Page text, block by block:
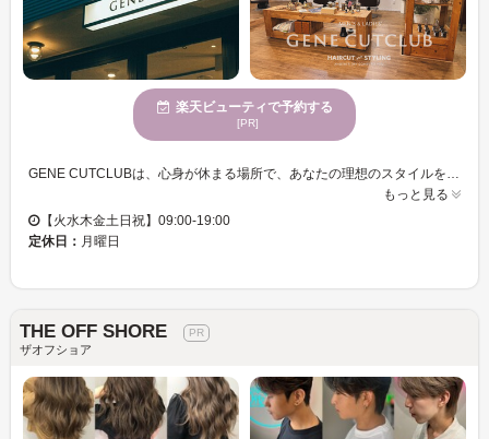
楽天ビューティで予約する
[PR]
GENE CUTCLUBは、心身が休まる場所で、あなたの理想のスタイルを実現します。メンズやレディースのスタイルはもちろん、まだ出会っていない新たなものにも挑戦可能。お客様のこだわりを最大限に尊重しつつ、常に誠心誠意のサービスを心がけています。カットにおいて卓越したスキルを持つスタイリストが、あなたの髪を期待以上に仕上げます。多様な年齢に対応したサービスなので、お子様から大人まで安心してご利用いただけます。親しみやすい雰囲気の中で、細やかな接客により、訪れるたびに新しい自分に出会える楽しさがあります。駐車場完備と、お子様連れの方にも優しい環境を提供し、クレジットカードも利用可能ですので利便性も抜群です。ぜひGENE CUTCLUBで新しい自分を見つけてください。
もっと見る
【火水木金土日祝】09:00-19:00
定休日： 月曜日
THE OFF SHORE
ザオフショア